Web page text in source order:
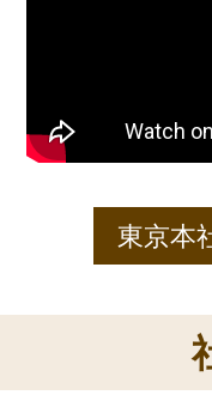
東京本